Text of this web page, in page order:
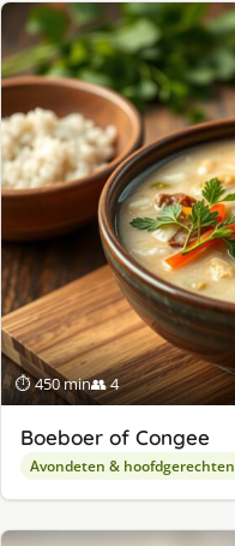
⏱ 450 min👥 4
Boeboer of Congee
Avondeten & hoofdgerechten